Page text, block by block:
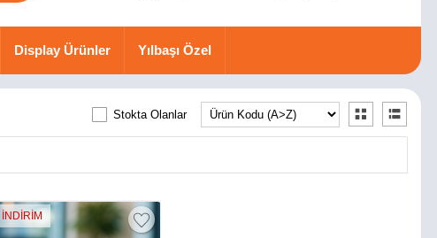
Display Ürünler Yılbaşı Özel
Stokta Olanlar
İNDİRİM